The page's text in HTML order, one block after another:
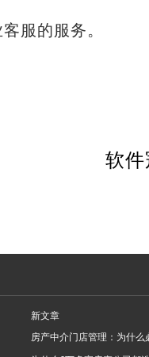
服的服务。
软件
新文章